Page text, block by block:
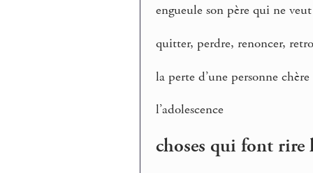
engueule son père qui ne
quitter, perdre, renoncer,
la perte d’une personne
l’adolescence
choses qui font rire